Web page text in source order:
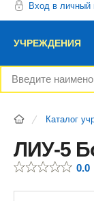
Вход в личный
УЧРЕЖДЕНИЯ
НОВОСТИ
Каталог
ЛИУ-5
0.0